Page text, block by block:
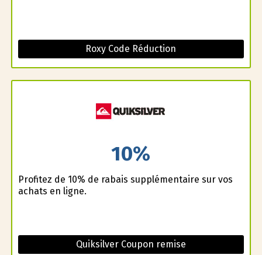
Roxy Code Réduction
10%
Profitez de 10% de rabais supplémentaire sur vos
achats en ligne.
Quiksilver Coupon remise